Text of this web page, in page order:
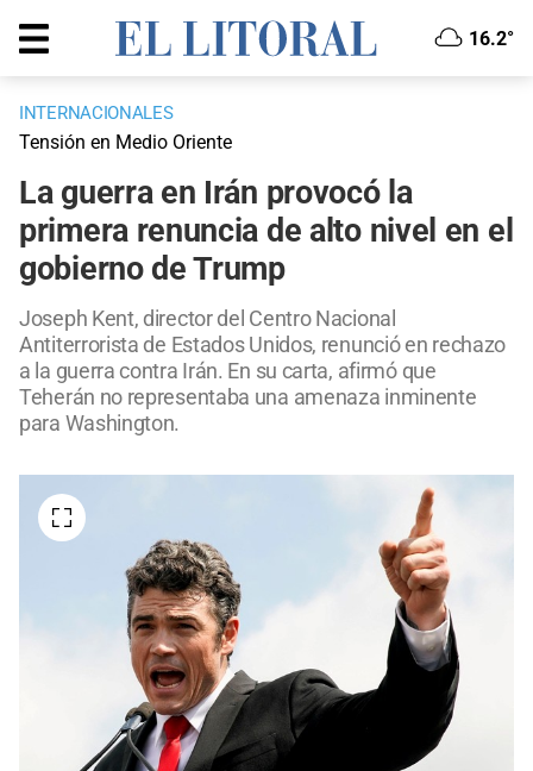
16.2°
INTERNACIONALES
Tensión en Medio Oriente
La guerra en Irán provocó la
primera renuncia de alto nivel en el
gobierno de Trump
Joseph Kent, director del Centro Nacional
Antiterrorista de Estados Unidos, renunció en rechazo
a la guerra contra Irán. En su carta, afirmó que
Teherán no representaba una amenaza inminente
para Washington.